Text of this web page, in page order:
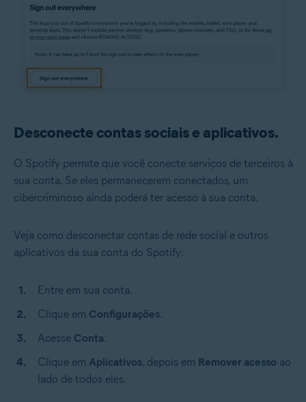
Desconecte contas sociais e aplicativos.
O Spotify permite que você conecte serviços de terceiros à
sua conta. Se eles permanecerem conectados, um
cibercriminoso ainda poderá ter acesso à sua conta.
Veja como desconectar contas de rede social e outros
aplicativos da sua conta do Spotify:
Entre em sua conta.
Clique em Configurações.
Acesse Conta.
Clique em Aplicativos, depois em Remover acesso ao
lado de todos eles.